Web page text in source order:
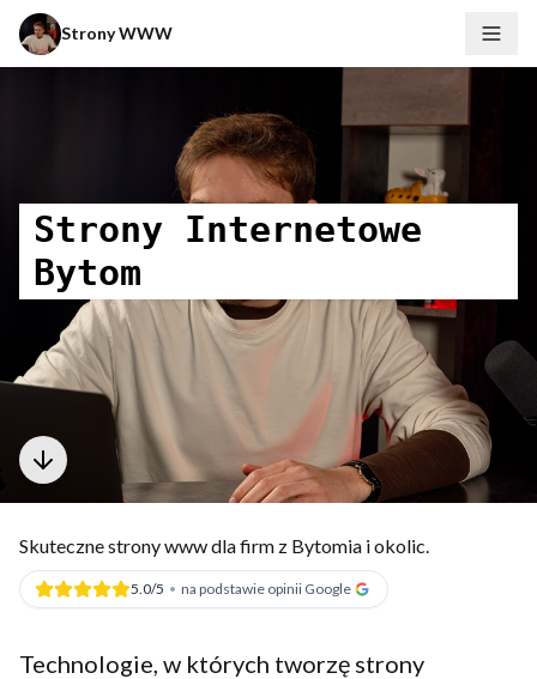
Strony WWW Menu
Strony Internetowe
Bytom
Skuteczne strony www dla firm z Bytomia i okolic.
5.0/5 • na podstawie opinii Google
Technologie, w których tworzę strony